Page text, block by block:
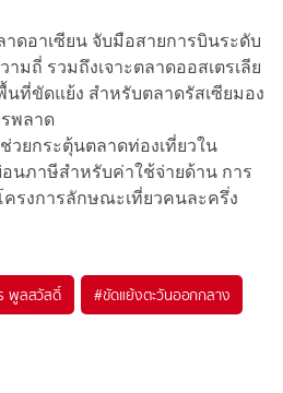
ดอาเซียน จับมือสายการบินระดับ
มถี่ รวมถึงเจาะตลาดออสเตรเลีย
ที่ขัดแย้ง สำหรับตลาดรัสเซียมอง
พลาด
วยกระตุ้นตลาดท่องเที่ยวใน
นภาษีสำหรับค่าใช้จ่ายด้าน การ
ครงการลักษณะเที่ยวคนละครึ่ง
พูลสวัสดิ์ #ขัดแย้งตะวันออกกลาง